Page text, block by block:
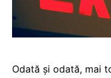
Odată şi odată, mai